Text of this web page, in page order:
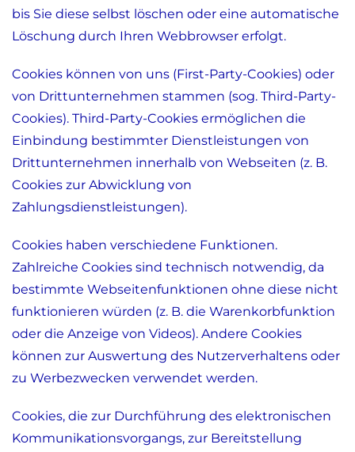
bis Sie diese selbst löschen oder eine automatische
Löschung durch Ihren Webbrowser erfolgt.
Cookies können von uns (First-Party-Cookies) oder
von Drittunternehmen stammen (sog. Third-Party-
Cookies). Third-Party-Cookies ermöglichen die
Einbindung bestimmter Dienstleistungen von
Drittunternehmen innerhalb von Webseiten (z. B.
Cookies zur Abwicklung von
Zahlungsdienstleistungen).
Cookies haben verschiedene Funktionen.
Zahlreiche Cookies sind technisch notwendig, da
bestimmte Webseitenfunktionen ohne diese nicht
funktionieren würden (z. B. die Warenkorbfunktion
oder die Anzeige von Videos). Andere Cookies
können zur Auswertung des Nutzerverhaltens oder
zu Werbezwecken verwendet werden.
Cookies, die zur Durchführung des elektronischen
Kommunikationsvorgangs, zur Bereitstellung